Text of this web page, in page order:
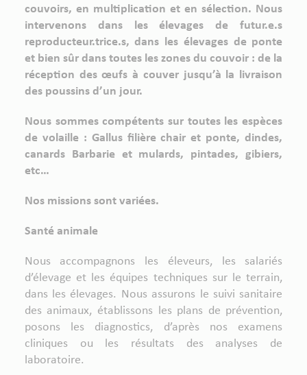
couvoirs, en multiplication et en sélection. Nous
intervenons dans les élevages de futur.e.s
reproducteur.trice.s, dans les élevages de ponte
et bien sûr dans toutes les zones du couvoir : de la
réception des œufs à couver jusqu’à la livraison
des poussins d’un jour.
Nous sommes compétents sur toutes les espèces
de volaille : Gallus filière chair et ponte, dindes,
canards Barbarie et mulards, pintades, gibiers,
etc…
Nos missions sont variées.
Santé animale
Nous accompagnons les éleveurs, les salariés
d’élevage et les équipes techniques sur le terrain,
dans les élevages. Nous assurons le suivi sanitaire
des animaux, établissons les plans de prévention,
posons les diagnostics, d’après nos examens
cliniques ou les résultats des analyses de
laboratoire.